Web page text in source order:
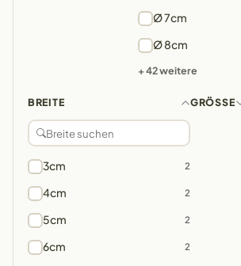
Ø 7cm
Ø 8cm
+ 42 weitere
BREITE
3cm 2
4cm 2
5cm 2
6cm 2
GRÖSSE